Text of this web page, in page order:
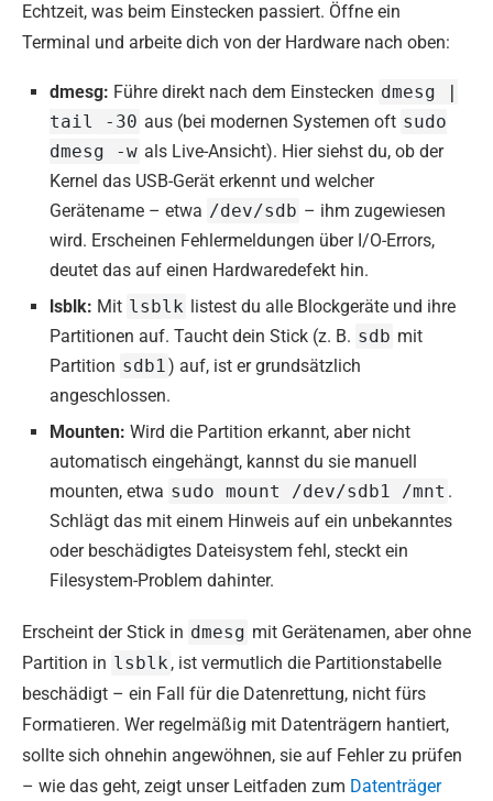
Echtzeit, was beim Einstecken passiert. Öffne ein
Terminal und arbeite dich von der Hardware nach oben:
dmesg: Führe direkt nach dem Einstecken dmesg |
tail -30 aus (bei modernen Systemen oft sudo
dmesg -w als Live-Ansicht). Hier siehst du, ob der
Kernel das USB-Gerät erkennt und welcher
Gerätename – etwa /dev/sdb – ihm zugewiesen
wird. Erscheinen Fehlermeldungen über I/O-Errors,
deutet das auf einen Hardwaredefekt hin.
lsblk: Mit lsblk listest du alle Blockgeräte und ihre
Partitionen auf. Taucht dein Stick (z. B. sdb mit
Partition sdb1) auf, ist er grundsätzlich
angeschlossen.
Mounten: Wird die Partition erkannt, aber nicht
automatisch eingehängt, kannst du sie manuell
mounten, etwa sudo mount /dev/sdb1 /mnt .
Schlägt das mit einem Hinweis auf ein unbekanntes
oder beschädigtes Dateisystem fehl, steckt ein
Filesystem-Problem dahinter.
Erscheint der Stick in dmesg mit Gerätenamen, aber ohne
Partition in lsblk , ist vermutlich die Partitionstabelle
beschädigt – ein Fall für die Datenrettung, nicht fürs
Formatieren. Wer regelmäßig mit Datenträgern hantiert,
sollte sich ohnehin angewöhnen, sie auf Fehler zu prüfen
– wie das geht, zeigt unser Leitfaden zum Datenträger